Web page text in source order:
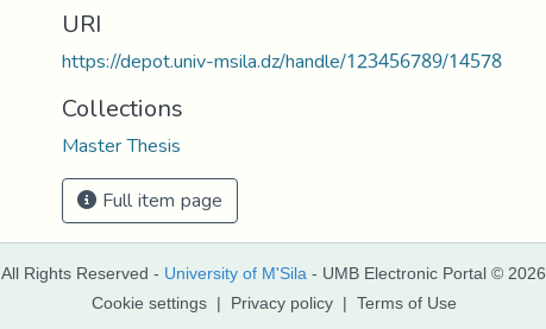
URI
https://depot.univ-msila.dz/handle/123456789/14578
Collections
Master Thesis
Full item page
All Rights Reserved - University of M'Sila - UMB Electronic Portal © 2026
Cookie settings | Privacy policy | Terms of Use